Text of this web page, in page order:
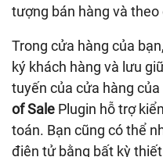
tượng bán hàng và
Trong cửa hàng của
ký khách hàng và lưu
tuyến của cửa hàng của
of Sale Plugin hỗ trợ
toán. Bạn cũng có thể
điện tử bằng bất kỳ